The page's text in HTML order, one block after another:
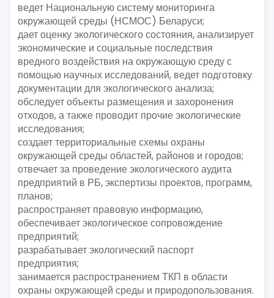
ведет Национальную систему мониторинга
окружающей среды (НСМОС) Беларуси;
дает оценку экологического состояния, анализирует
экономические и социальные последствия
вредного воздействия на окружающую среду с
помощью научных исследований, ведет подготовку
документации для экологического анализа;
обследует объекты размещения и захоронения
отходов, а также проводит прочие экологические
исследования;
создает территориальные схемы охраны
окружающей среды областей, районов и городов;
отвечает за проведение экологического аудита
предприятий в РБ, экспертизы проектов, программ,
планов;
распространяет правовую информацию,
обеспечивает экологическое сопровождение
предприятий;
разрабатывает экологический паспорт
предприятия;
занимается распространением ТКП в области
охраны окружающей среды и природопользования.